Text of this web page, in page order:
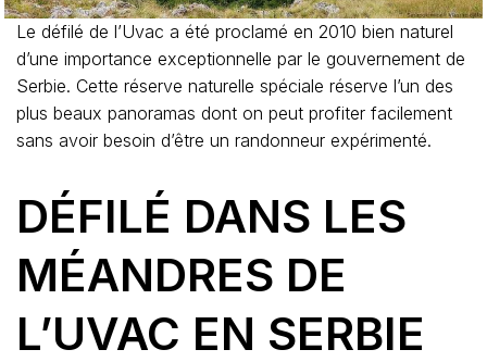
Le défilé de l’Uvac a été proclamé en 2010 bien naturel
d’une importance exceptionnelle par le gouvernement de
Serbie. Cette réserve naturelle spéciale réserve l’un des
plus beaux panoramas dont on peut profiter facilement
sans avoir besoin d’être un randonneur expérimenté.
DÉFILÉ DANS LES
MÉANDRES DE
L’UVAC EN SERBIE